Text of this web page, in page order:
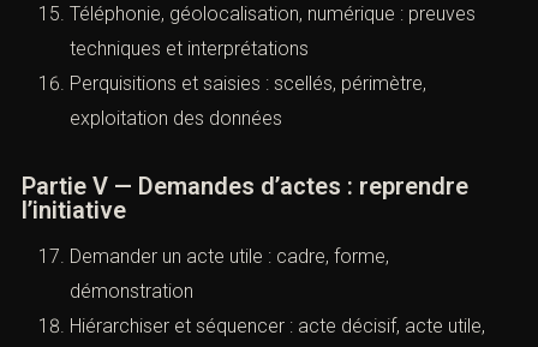
Téléphonie, géolocalisation, numérique : preuves
techniques et interprétations
Perquisitions et saisies : scellés, périmètre,
exploitation des données
Partie V — Demandes d’actes : reprendre
l’initiative
Demander un acte utile : cadre, forme,
démonstration
Hiérarchiser et séquencer : acte décisif, acte utile,